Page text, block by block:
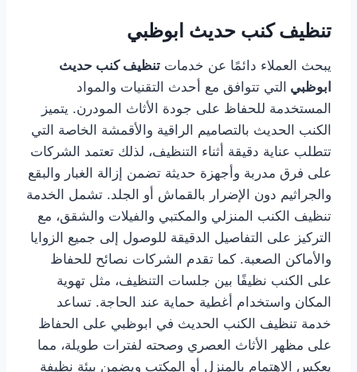
تنظيف كنب حديث ابوظبي
يبحث العملاء دائمًا عن خدمات تنظيف كنب حديث
ابوظبي التي تتوافق مع أحدث التقنيات والمواد
المستخدمة للحفاظ على جودة الأثاث المودرن. يتميز
الكنب الحديث بالتصاميم الراقية والأقمشة الخاصة التي
تتطلب عناية دقيقة أثناء التنظيف، لذلك تعتمد الشركات
على فرق مدربة وأجهزة حديثة تضمن إزالة الغبار والبقع
والجراثيم دون الإضرار بالقماش أو الجلد. تشمل الخدمة
تنظيف الكنب المنزلي والمكتبي والفيلات والشقق، مع
التركيز على التفاصيل الدقيقة للوصول إلى جميع الزوايا
والأماكن الصعبة. كما تقدم الشركات نصائح للحفاظ
على الكنب نظيفًا بين جلسات التنظيف، مثل تهوية
المكان واستخدام أغطية حماية عند الحاجة. تساعد
خدمة تنظيف الكنب الحديث في ابوظبي على الحفاظ
على مظهر الأثاث العصري وصحته لفترات طويلة، مما
يعكس الاهتمام بالمنزل أو المكتب ويضمن بيئة نظيفة